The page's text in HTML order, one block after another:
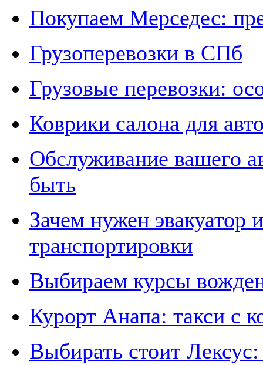
Покупаем Мерседес:
Грузоперевозки в СПб
Грузовые перевозки:
Коврики салона для
Обслуживание вашего
быть
Зачем нужен эвакуатор
транспортировки
Выбираем курсы
Курорт Анапа: такси с
Выбирать стоит